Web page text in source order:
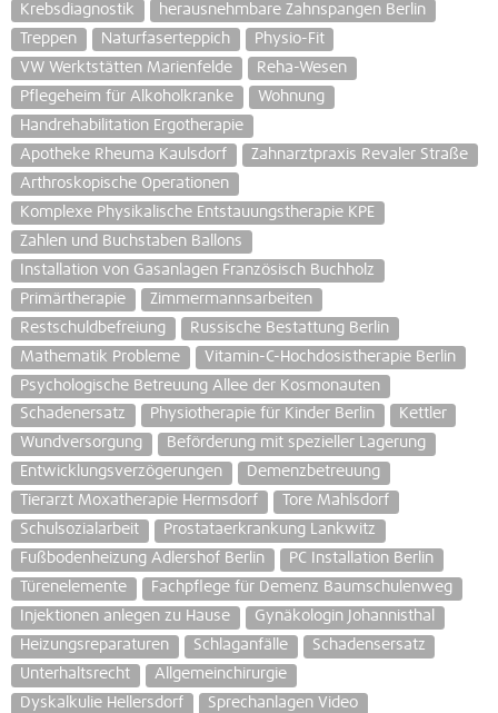
Krebsdiagnostik
herausnehmbare Zahnspangen Berlin
Treppen
Naturfaserteppich
Physio-Fit
VW Werktstätten Marienfelde
Reha-Wesen
Pflegeheim für Alkoholkranke
Wohnung
Handrehabilitation Ergotherapie
Apotheke Rheuma Kaulsdorf
Zahnarztpraxis Revaler Straße
Arthroskopische Operationen
Komplexe Physikalische Entstauungstherapie KPE
Zahlen und Buchstaben Ballons
Installation von Gasanlagen Französisch Buchholz
Primärtherapie
Zimmermannsarbeiten
Restschuldbefreiung
Russische Bestattung Berlin
Mathematik Probleme
Vitamin-C-Hochdosistherapie Berlin
Psychologische Betreuung Allee der Kosmonauten
Schadenersatz
Physiotherapie für Kinder Berlin
Kettler
Wundversorgung
Beförderung mit spezieller Lagerung
Entwicklungsverzögerungen
Demenzbetreuung
Tierarzt Moxatherapie Hermsdorf
Tore Mahlsdorf
Schulsozialarbeit
Prostataerkrankung Lankwitz
Fußbodenheizung Adlershof Berlin
PC Installation Berlin
Türenelemente
Fachpflege für Demenz Baumschulenweg
Injektionen anlegen zu Hause
Gynäkologin Johannisthal
Heizungsreparaturen
Schlaganfälle
Schadensersatz
Unterhaltsrecht
Allgemeinchirurgie
Dyskalkulie Hellersdorf
Sprechanlagen Video